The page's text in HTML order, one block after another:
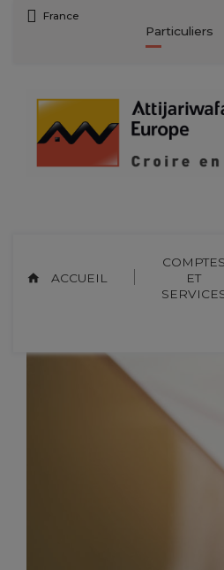
Skip
France
Particuliers
ACCUEIL
COMPTES
ET